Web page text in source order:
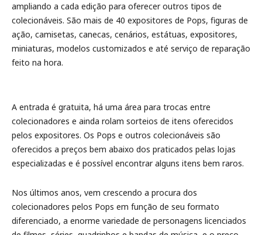
ampliando a cada edição para oferecer outros tipos de
colecionáveis. São mais de 40 expositores de Pops, figuras de
ação, camisetas, canecas, cenários, estátuas, expositores,
miniaturas, modelos customizados e até serviço de reparação
feito na hora.
A entrada é gratuita, há uma área para trocas entre
colecionadores e ainda rolam sorteios de itens oferecidos
pelos expositores. Os Pops e outros colecionáveis são
oferecidos a preços bem abaixo dos praticados pelas lojas
especializadas e é possível encontrar alguns itens bem raros.
Nos últimos anos, vem crescendo a procura dos
colecionadores pelos Pops em função de seu formato
diferenciado, a enorme variedade de personagens licenciados